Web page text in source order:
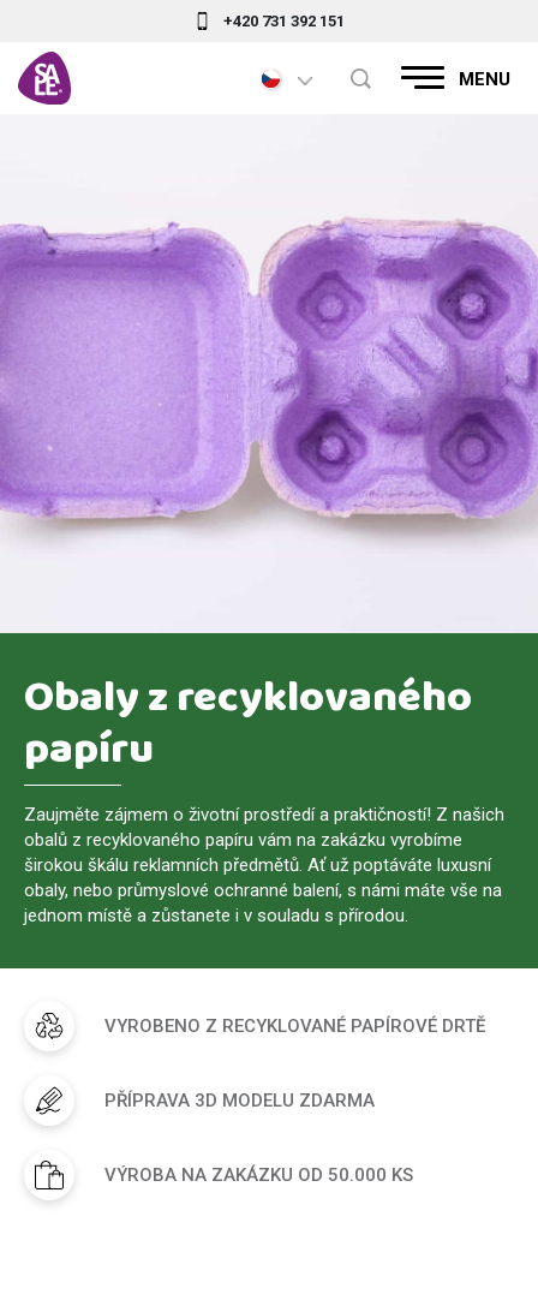
+420 731 392 151
MENU
Obaly z recyklovaného
papíru
Zaujměte zájmem o životní prostředí a praktičností! Z našich
obalů z recyklovaného papíru vám na zakázku vyrobíme
širokou škálu reklamních předmětů. Ať už poptáváte luxusní
obaly, nebo průmyslové ochranné balení, s námi máte vše na
jednom místě a zůstanete i v souladu s přírodou.
VYROBENO Z RECYKLOVANÉ PAPÍROVÉ DRTĚ
PŘÍPRAVA 3D MODELU ZDARMA
VÝROBA NA ZAKÁZKU OD 50.000 KS